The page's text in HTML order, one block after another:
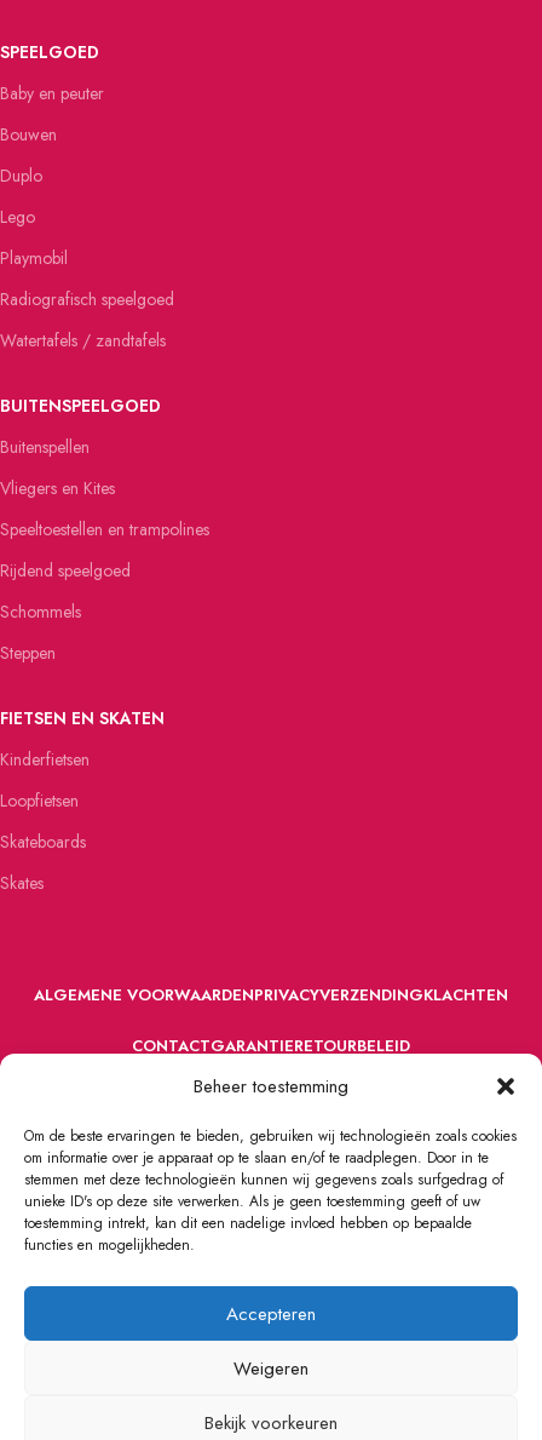
Beheer toestemming
Om de beste ervaringen te bieden, gebruiken wij technologieën zoals cookies
om informatie over je apparaat op te slaan en/of te raadplegen. Door in te
stemmen met deze technologieën kunnen wij gegevens zoals surfgedrag of
unieke ID's op deze site verwerken. Als je geen toestemming geeft of uw
toestemming intrekt, kan dit een nadelige invloed hebben op bepaalde
functies en mogelijkheden.
Accepteren
Weigeren
Bekijk voorkeuren
SPEELGOED
Baby en peuter
Bouwen
Duplo
Lego
Playmobil
Radiografisch speelgoed
Watertafels / zandtafels
BUITENSPEELGOED
Buitenspellen
Vliegers en Kites
Speeltoestellen en trampolines
Rijdend speelgoed
Schommels
Steppen
FIETSEN EN SKATEN
Kinderfietsen
Loopfietsen
Skateboards
Skates
ALGEMENE VOORWAARDENPRIVACYVERZENDINGKLACHTEN
CONTACTGARANTIERETOURBELEID
VOORDEFUN.NL 2022 Powered by Handelsonderneming MELS.